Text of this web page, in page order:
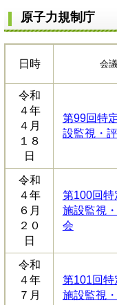
原子力規制庁
日時 会
令和
４年
４月
１８
日
第99回特
設監視・
令和
４年
６月
２０
日
第100回特
施設監視
会
令和
４年
７月
第101回特
施設監視